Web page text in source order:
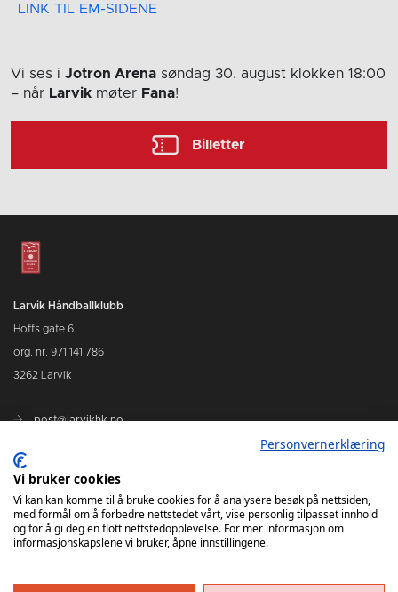
LINK TIL EM-SIDENE
Vi ses i Jotron Arena søndag 30. august klokken 18:00
– når Larvik møter Fana!
Billetter
Larvik Håndballklubb
Hoffs gate 6
org. nr. 971 141 786
3262 Larvik
post@larvikhk.no
Personvernerklæring
Vi bruker cookies
Vi kan kan komme til å bruke cookies for å analysere besøk på nettsiden,
med formål om å forbedre nettstedet vårt, vise personlig tilpasset innhold
og for å gi deg en flott nettstedopplevelse. For mer informasjon om
informasjonskapslene vi bruker, åpne innstillingene.